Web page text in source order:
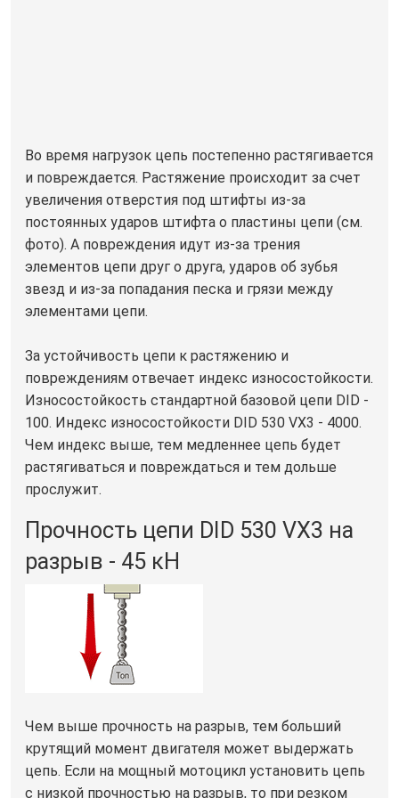
Во время нагрузок цепь постепенно растягивается
и повреждается. Растяжение происходит за счет
увеличения отверстия под штифты из-за
постоянных ударов штифта о пластины цепи (см.
фото). А повреждения идут из-за трения
элементов цепи друг о друга, ударов об зубья
звезд и из-за попадания песка и грязи между
элементами цепи.
За устойчивость цепи к растяжению и
повреждениям отвечает индекс износостойкости.
Износостойкость стандартной базовой цепи DID -
100. Индекс износостойкости DID 530 VX3 - 4000.
Чем индекс выше, тем медленнее цепь будет
растягиваться и повреждаться и тем дольше
прослужит.
Прочность цепи DID 530 VX3 на
разрыв - 45 кН
Чем выше прочность на разрыв, тем больший
крутящий момент двигателя может выдержать
цепь. Если на мощный мотоцикл установить цепь
с низкой прочностью на разрыв, то при резком